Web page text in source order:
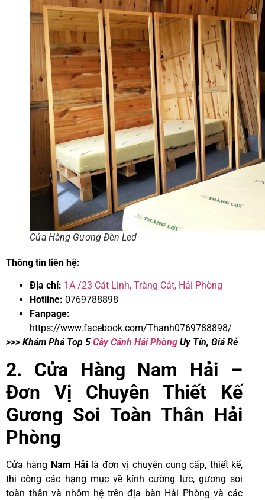
Cửa Hàng Gương Đèn Led
Thông tin liên hệ:
Địa chỉ: 1A /23 Cát Linh, Tràng Cát, Hải Phòng
Hotline: 0769788898
Fanpage:
https://www.facebook.com/Thanh0769788898/
>>> Khám Phá Top 5 Cây Cảnh Hải Phòng Uy Tín, Giá Rẻ
2. Cửa Hàng Nam Hải –
Đơn Vị Chuyên Thiết Kế
Gương Soi Toàn Thân Hải
Phòng
Cửa hàng Nam Hải là đơn vị chuyên cung cấp, thiết kế,
thi công các hạng mục về kính cường lực, gương soi
toàn thân và nhôm hệ trên địa bàn Hải Phòng và các